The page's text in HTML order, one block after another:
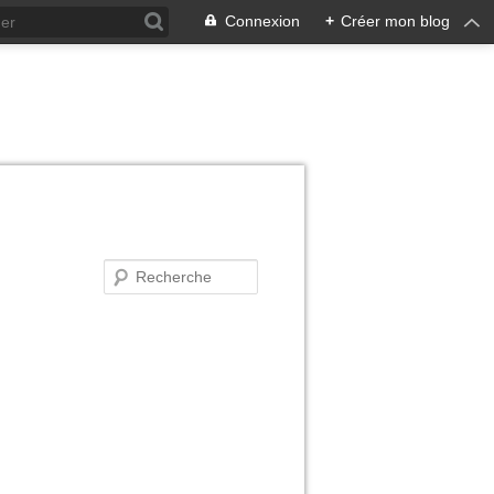
Connexion + Créer mon blog